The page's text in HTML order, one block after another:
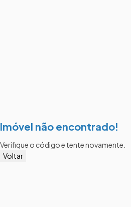
Imóvel não encontrado!
Verifique o código e tente novamente.
Voltar